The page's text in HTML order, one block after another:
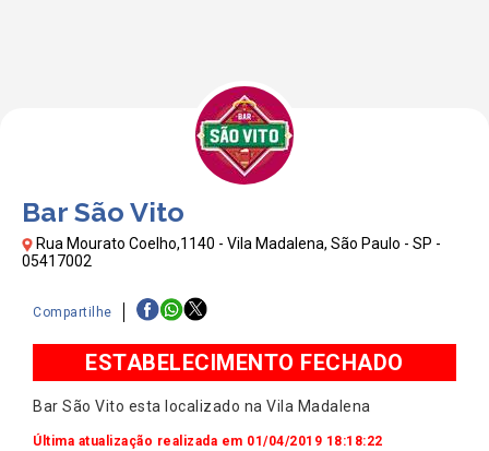
Bar São Vito
Rua Mourato Coelho,1140 - Vila Madalena, São Paulo - SP -
05417002
Compartilhe
ESTABELECIMENTO FECHADO
Bar São Vito esta localizado na Vila Madalena
Última atualização realizada em 01/04/2019 18:18:22